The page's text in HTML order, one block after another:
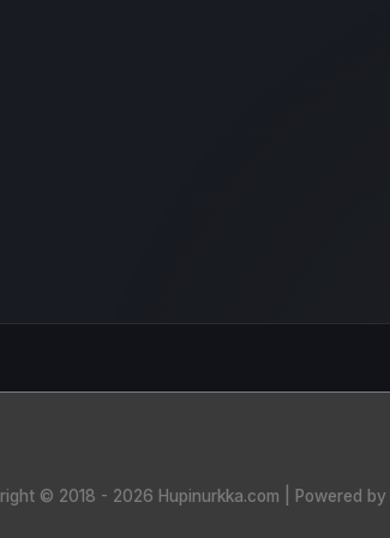
© 2018 - 2026 Hupinurkka.com | Powered by